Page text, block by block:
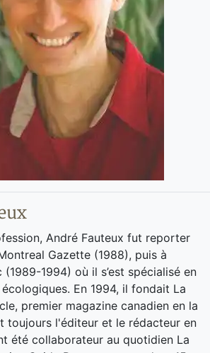
André Fauteux fut reporter
Gazette (1988), puis à
1994) où il s’est spécialisé en
En 1994, il fondait La
premier magazine canadien en la
toujours l'éditeur et le rédacteur en
été collaborateur au quotidien La